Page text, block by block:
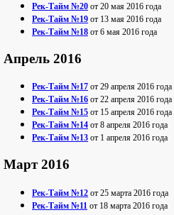
Рек-Тайм №20 от 20 мая 2016 года
Рек-Тайм №19 от 13 мая 2016 года
Рек-Тайм №18 от 6 мая 2016 года
Апрель 2016
Рек-Тайм №17 от 29 апреля 2016 года
Рек-Тайм №16 от 22 апреля 2016 года
Рек-Тайм №15 от 15 апреля 2016 года
Рек-Тайм №14 от 8 апреля 2016 года
Рек-Тайм №13 от 1 апреля 2016 года
Март 2016
Рек-Тайм №12 от 25 марта 2016 года
Рек-Тайм №11 от 18 марта 2016 года